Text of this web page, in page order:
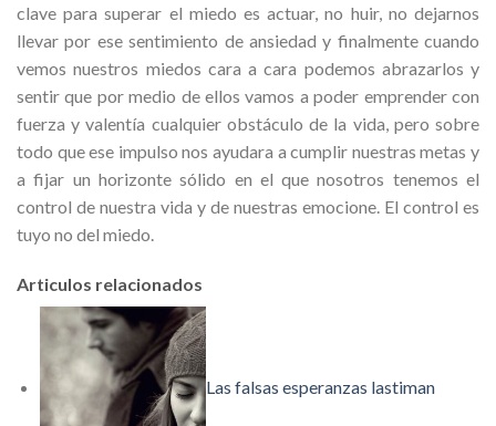
clave para superar el miedo es actuar, no huir, no dejarnos
llevar por ese sentimiento de ansiedad y finalmente cuando
vemos nuestros miedos cara a cara podemos abrazarlos y
sentir que por medio de ellos vamos a poder emprender con
fuerza y valentía cualquier obstáculo de la vida, pero sobre
todo que ese impulso nos ayudara a cumplir nuestras metas y
a fijar un horizonte sólido en el que nosotros tenemos el
control de nuestra vida y de nuestras emocione. El control es
tuyo no del miedo.
Articulos relacionados
Las falsas esperanzas lastiman